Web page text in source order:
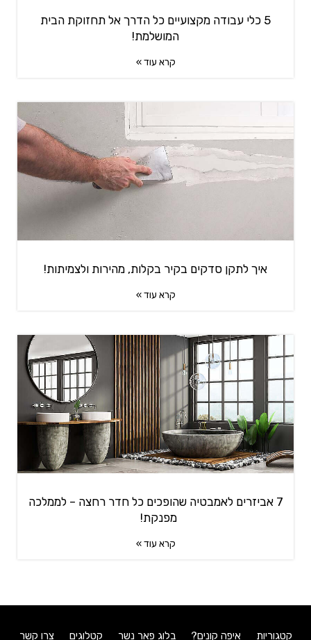
5 כלי עבודה מקצועיים כל הדרך אל תחזוקת הבית
המושלמת!
קרא עוד »
איך לתקן סדקים בקיר בקלות, מהירות ולצמיתות!
קרא עוד »
7 אביזרים לאמבטיה שהופכים כל חדר רחצה – לממלכה
מפנקת!
קרא עוד »
קטגוריות איפה קונים? בלוג פאר נשר קטלוגים צרו קשר